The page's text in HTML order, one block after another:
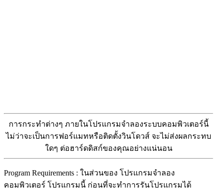
การกระทำต่างๆ ภายในโปรแกรมจำลองระบบคอมพิวเตอร์นี้
ไม่ว่าจะเป็นการฟอร์แมทหรือติดตั้งวินโดวส์ จะไม่ส่งผลกระทบ
ใดๆ ต่อฮาร์ดดิสก์ของคุณอย่างแน่นอน
Program Requirements : ในส่วนของ โปรแกรมจำลอง
คอมพิวเตอร์ โปรแกรมนี้ ก่อนที่จะทำการรันโปรแกรมได้